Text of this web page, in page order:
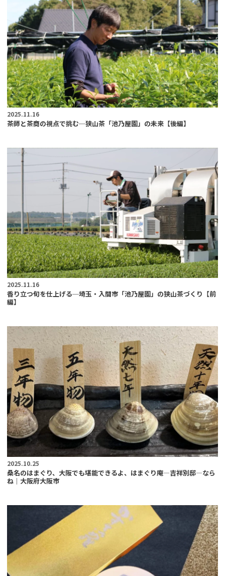
2025.11.16
茶師と茶商の視点で挑む─狭山茶「池乃屋園」の未来【後編】
2025.11.16
香り立つ旬を仕上げる─埼玉・入間市「池乃屋園」の狭山茶づくり【前
編】
2025.10.25
桑名のはまぐり、大阪でも堪能できるよ、はまぐり庵―吉祥別邸―なら
ね｜大阪府大阪市